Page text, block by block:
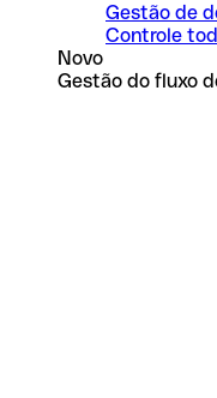
Gestão de
Controle
Novo
Gestão do fluxo